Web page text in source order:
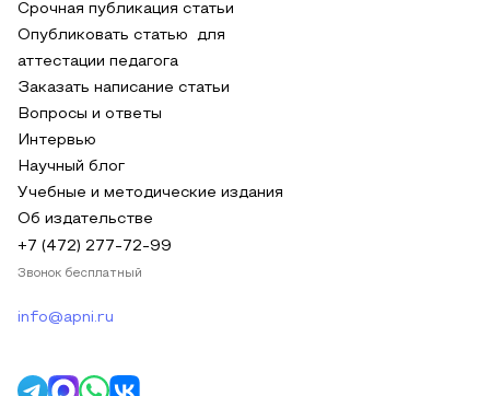
Срочная публикация статьи
Опубликовать статью для
аттестации педагога
Заказать написание статьи
Вопросы и ответы
Интервью
Научный блог
Учебные и методические издания
Об издательстве
+7 (472) 277-72-99
Звонок бесплатный
info@apni.ru